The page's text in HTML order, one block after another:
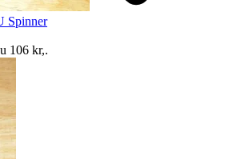
Spinner
106 kr,.